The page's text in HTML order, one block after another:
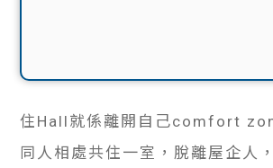
住Hall就係離開自己comfort
同人相處共住一室，脫離屋企人